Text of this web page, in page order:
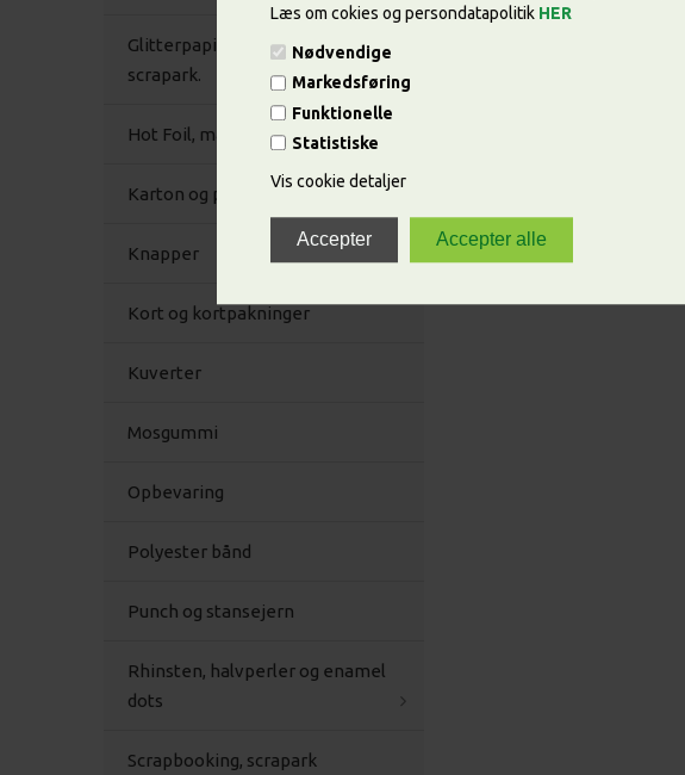
Læs om cokies og persondatapolitik HER
Nødvendige
Markedsføring
Funktionelle
Statistiske
Vis cookie detaljer
Glitterpapir/karton selvklæbende
scrapark.
Hot Foil, maskiner og tilbehør. Udgår
Karton og papir
Knapper
Kort og kortpakninger
Kuverter
Mosgummi
Opbevaring
Polyester bånd
Punch og stansejern
Rhinsten, halvperler og enamel
dots
Scrapbooking, scrapark